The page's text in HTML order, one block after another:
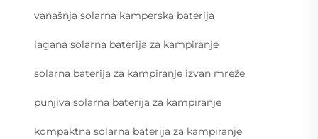
vanašnja solarna kamperska baterija
lagana solarna baterija za kampiranje
solarna baterija za kampiranje izvan mreže
punjiva solarna baterija za kampiranje
kompaktna solarna baterija za kampiranje